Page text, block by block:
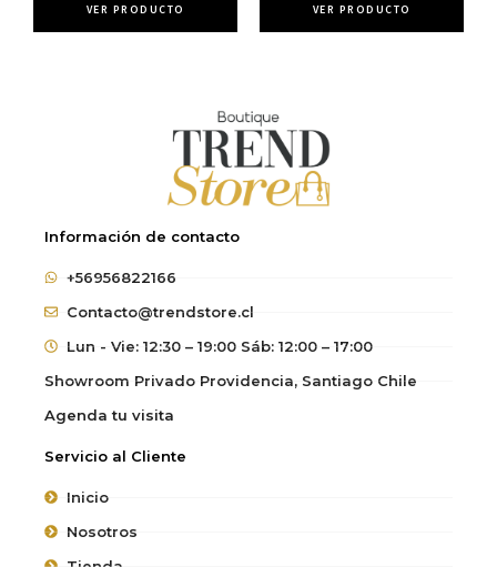
VER PRODUCTO VER PRODUCTO
Información de contacto
+56956822166
Contacto@trendstore.cl
Lun - Vie: 12:30 – 19:00 Sáb: 12:00 – 17:00
Showroom Privado Providencia, Santiago Chile
Agenda tu visita
Servicio al Cliente
Inicio
Nosotros